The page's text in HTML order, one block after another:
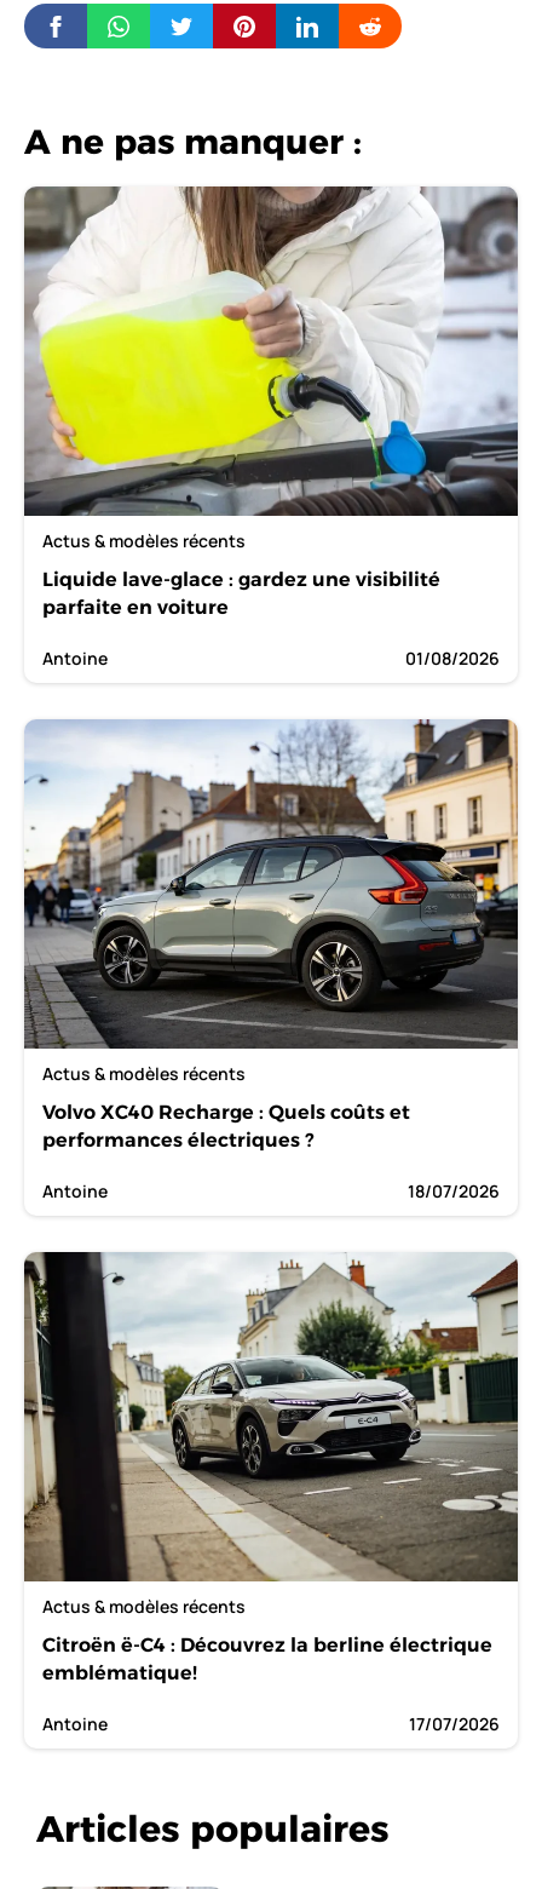
A ne pas manquer :
Actus & modèles récents
Liquide lave-glace : gardez une visibilité
parfaite en voiture
Antoine 01/08/2026
Actus & modèles récents
Volvo XC40 Recharge : Quels coûts et
performances électriques ?
Antoine 18/07/2026
Actus & modèles récents
Citroën ë-C4 : Découvrez la berline électrique
emblématique!
Antoine 17/07/2026
Articles populaires